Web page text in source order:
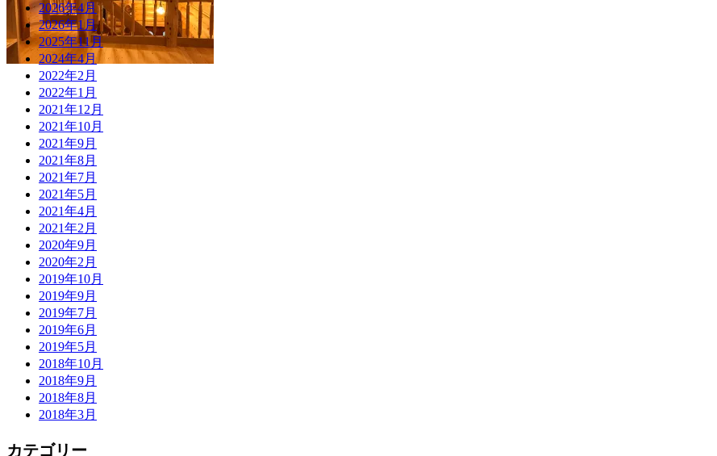
2026年4月
2026年1月
2025年11月
2024年4月
2022年2月
2022年1月
2021年12月
2021年10月
2021年9月
2021年8月
2021年7月
2021年5月
2021年4月
2021年2月
2020年9月
2020年2月
2019年10月
2019年9月
2019年7月
2019年6月
2019年5月
2018年10月
2018年9月
2018年8月
2018年3月
カテゴリー